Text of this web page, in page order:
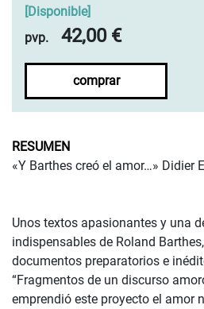
[Disponible]
pvp.
42,00 €
comprar
RESUMEN
«Y Barthes creó el amor…» Didier
Unos textos apasionantes y una
indispensables de Roland
documentos preparatorios e
“Fragmentos de un discurso
emprendió este proyecto el amor